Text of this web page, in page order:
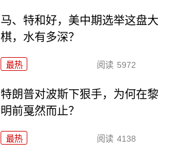
马、特和好，美中期选举这盘大
棋，水有多深？
最热 阅读 5972
特朗普对波斯下狠手，为何在黎
明前戛然而止？
最热 阅读 4138